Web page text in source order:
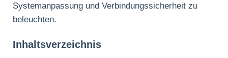
Systemanpassung und Verbindungssicherheit zu
beleuchten.
Inhaltsverzeichnis